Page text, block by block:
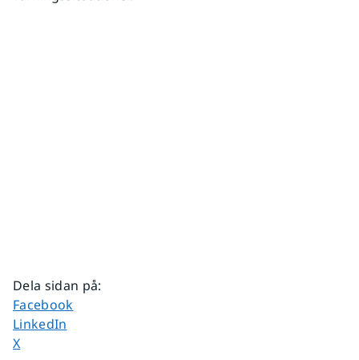
Dela sidan på:
Dela sidan på
Facebook
Dela sidan på
LinkedIn
Dela sidan på
X